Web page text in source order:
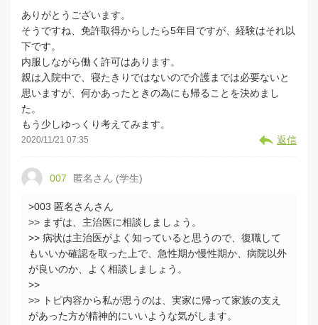
ありがとうございます。
そうですね、免許取得からしたら5年目ですが、経験はそれ以
下です。
内服しながら働く許可はあります。
親は入院中で、寝たきりではないので介護までは必要ないと
思いますが、何かあったときの為にも帰ることを決めまし
た。
もう少しゆっくり考えてみます。
2020/11/21 07:35 返信
007 匿名さん (学生)
>003 匿名さんさん
>> まずは、主治医に相談しましょう。
>> 病状は主治医がよく知っていると思うので、復職して
もいいか確認を取った上で、急性期か慢性期か、病院以外
が良いのか、よく相談しましょう。
>>
>> トピ内容から私が思うのは、実家に帰って家族の支え
があった方が精神的にいいような気がします。